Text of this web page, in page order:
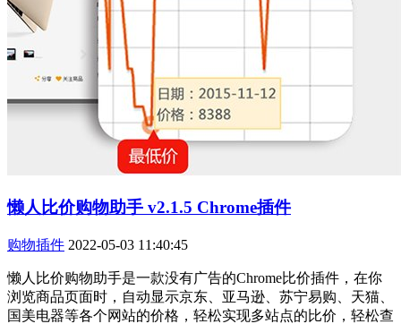
懒人比价购物助手 v2.1.5 Chrome插件
购物插件 2022-05-03 11:40:45
懒人比价购物助手是一款没有广告的Chrome比价插件，在你
浏览商品页面时，自动显示京东、亚马逊、苏宁易购、天猫、
国美电器等各个网站的价格，轻松实现多站点的比价，轻松查